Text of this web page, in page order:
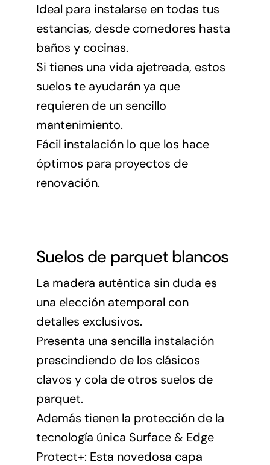
Ideal para instalarse en todas tus
estancias, desde comedores hasta
baños y cocinas.
Si tienes una vida ajetreada, estos
suelos te ayudarán ya que
requieren de un sencillo
mantenimiento.
Fácil instalación lo que los hace
óptimos para proyectos de
renovación.
Suelos de parquet blancos
La madera auténtica sin duda es
una elección atemporal con
detalles exclusivos.
Presenta una sencilla instalación
prescindiendo de los clásicos
clavos y cola de otros suelos de
parquet.
Además tienen la protección de la
tecnología única Surface & Edge
Protect+: Esta novedosa capa